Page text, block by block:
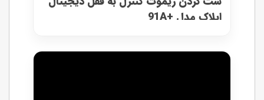
ایلاک مدل +91A